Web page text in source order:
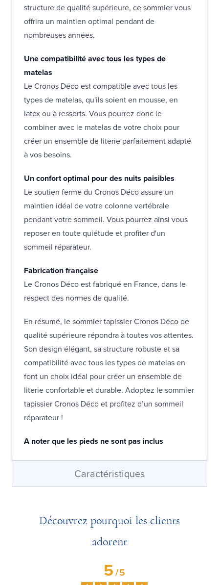
structure de qualité supérieure, ce sommier vous
offrira un maintien optimal pendant de
nombreuses années.
Une compatibilité avec tous les types de
matelas
Le Cronos Déco est compatible avec tous les
types de matelas, qu'ils soient en mousse, en
latex ou à ressorts. Vous pourrez donc le
combiner avec le matelas de votre choix pour
créer un ensemble de literie parfaitement adapté
à vos besoins.
Un confort optimal pour des nuits paisibles
Le soutien ferme du Cronos Déco assure un
maintien idéal de votre colonne vertébrale
pendant votre sommeil. Vous pourrez ainsi vous
reposer en toute quiétude et profiter d'un
sommeil réparateur.
Fabrication française
Le Cronos Déco est fabriqué en France, dans le
respect des normes de qualité.
En résumé, le sommier tapissier Cronos Déco de
qualité supérieure répondra à toutes vos attentes.
Son design élégant, sa structure robuste et sa
compatibilité avec tous les types de matelas en
font un choix idéal pour créer un ensemble de
literie confortable et durable. Adoptez le sommier
tapissier Cronos Déco et profitez d’un sommeil
réparateur !
A noter que les pieds ne sont pas inclus
Caractéristiques
Découvrez pourquoi les clients
adorent
5/5